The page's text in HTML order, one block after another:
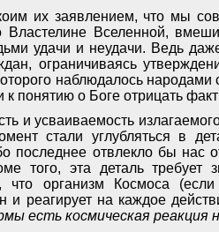
их заявлением, что мы
Властелине Вселенной,
удачи и неудачи. Ведь
ограничиваясь
наблюдалось
к понятию о Боге отрицать
и усваиваемость
стали углубляться в
последнее отвлекло бы
того, эта деталь требует
что организм Космоса
и реагирует на каждое
есть космическая реакция